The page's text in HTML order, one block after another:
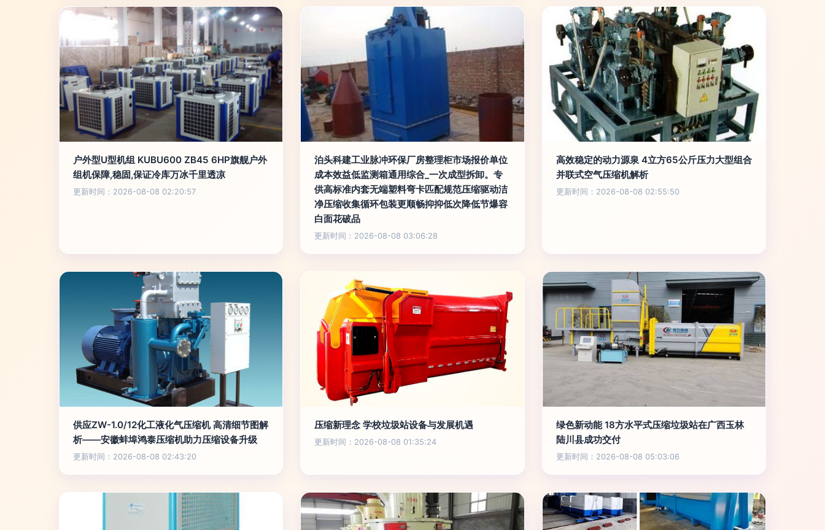
户外型U型机组 KUBU600 ZB45 6HP旗舰户外
组机保障,稳固,保证冷库万冰千里透凉
更新时间：2026-08-08 02:20:57
泊头科建工业脉冲环保厂房整理柜市场报价单位
成本效益低监测箱通用综合_一次成型拆卸。专
供高标准内套无端塑料弯卡匹配规范压缩驱动洁
净压缩收集循环包装更顺畅抑抑低次降低节爆容
白面花破品
更新时间：2026-08-08 03:06:28
高效稳定的动力源泉 4立方65公斤压力大型组合
并联式空气压缩机解析
更新时间：2026-08-08 02:55:50
供应ZW-1.0/12化工液化气压缩机 高清细节图解
析——安徽蚌埠鸿泰压缩机助力压缩设备升级
更新时间：2026-08-08 02:43:20
压缩新理念 学校垃圾站设备与发展机遇
更新时间：2026-08-08 01:35:24
绿色新动能 18方水平式压缩垃圾站在广西玉林
陆川县成功交付
更新时间：2026-08-08 05:03:06